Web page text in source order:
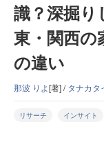
識？深掘
東・関西
の違い
那波 りよ[著] /タナカタ
リサーチ インサイト